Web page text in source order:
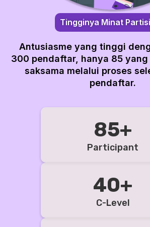
Tingginya Minat
Antusiasme yang tinggi
300 pendaftar, hanya 85
saksama melalui proses
pendaftar.
85+
Participant
40+
C-Level